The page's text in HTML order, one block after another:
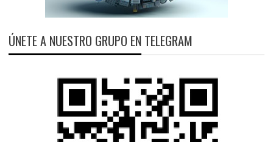
ÚNETE A NUESTRO GRUPO EN TELEGRAM